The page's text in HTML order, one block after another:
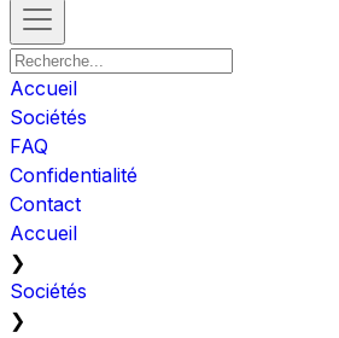
Accueil
Sociétés
FAQ
Confidentialité
Contact
Accueil
❯
Sociétés
❯